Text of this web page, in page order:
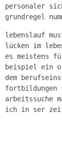
personaler
grundregel
lebenslauf
lücken im
es meistens
beispiel ein
dem
fortbildungen
arbeitssuche
ich in ser zeit